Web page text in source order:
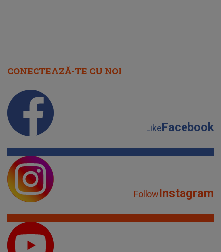
CONECTEAZĂ-TE CU NOI
LikeFacebook
FollowInstagram